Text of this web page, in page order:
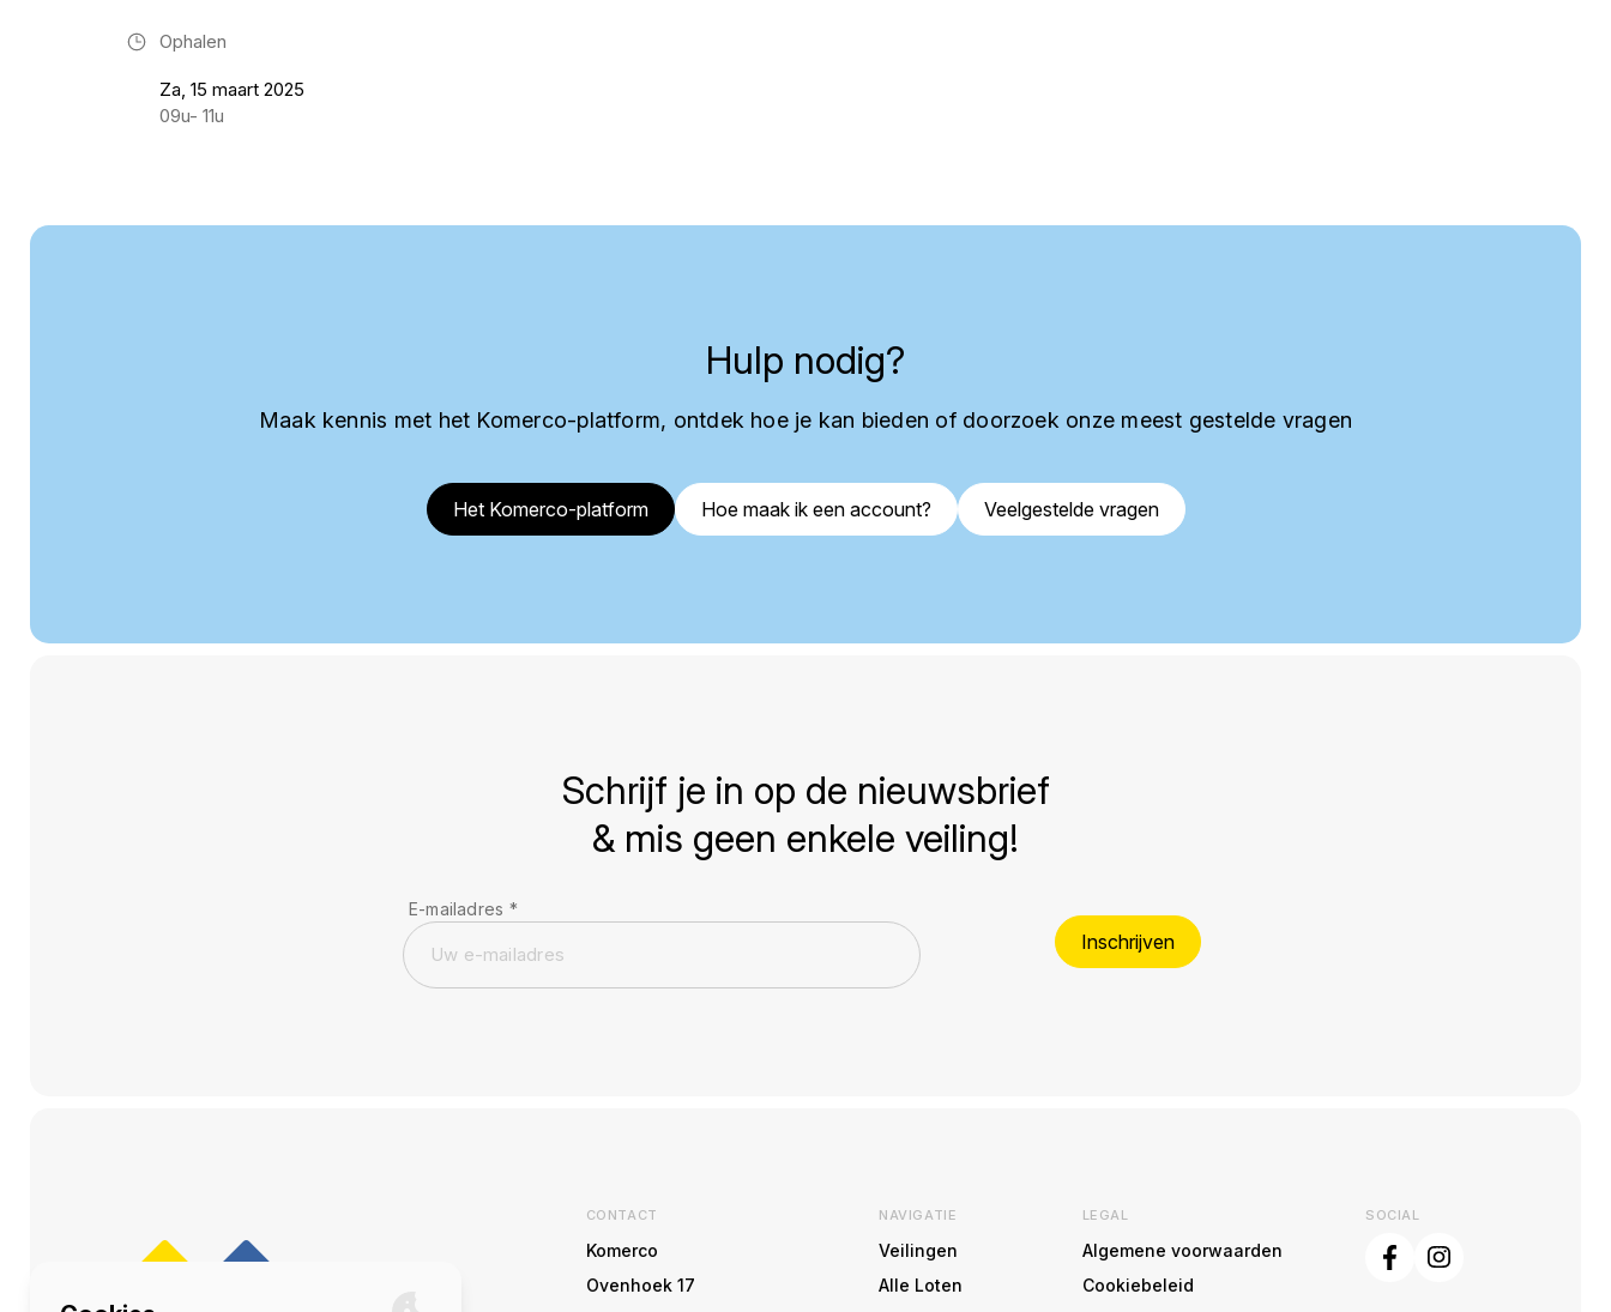
Ophalen
Za, 15 maart 2025
09u- 11u
Hulp nodig?
Maak kennis met het Komerco-platform, ontdek hoe je kan bieden of doorzoek onze meest gestelde vragen
Het Komerco-platform Hoe maak ik een account? Veelgestelde vragen
Schrijf je in op de nieuwsbrief
& mis geen enkele veiling!
E-mailadres *
Inschrijven
CONTACT
Komerco
Ovenhoek 17
NAVIGATIE
Veilingen
Alle Loten
LEGAL
Algemene voorwaarden
Cookiebeleid
SOCIAL